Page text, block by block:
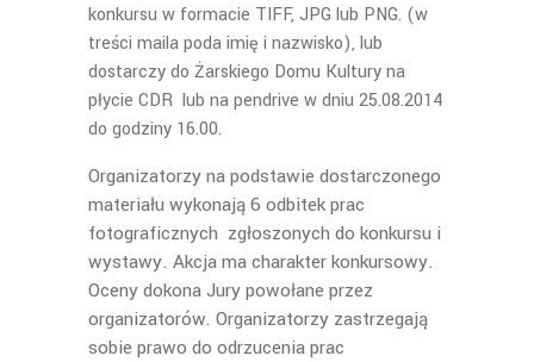
konkursu w formacie TIFF, JPG lub PNG. (w
treści maila poda imię i nazwisko), lub
dostarczy do Żarskiego Domu Kultury na
płycie CDR lub na pendrive w dniu 25.08.2014
do godziny 16.00.
Organizatorzy na podstawie dostarczonego
materiału wykonają 6 odbitek prac
fotograficznych zgłoszonych do konkursu i
wystawy. Akcja ma charakter konkursowy.
Oceny dokona Jury powołane przez
organizatorów. Organizatorzy zastrzegają
sobie prawo do odrzucenia prac